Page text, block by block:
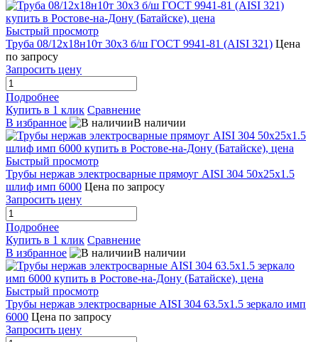
Быстрый просмотр
Труба 08/12х18н10т 30х3 б/ш ГОСТ 9941-81 (AISI 321) Цена
по запросу
Запросить цену
Подробнее
Купить в 1 клик Сравнение
В избранное
В наличии
Быстрый просмотр
Трубы нержав электросварные прямоуг AISI 304 50x25x1.5
шлиф имп 6000 Цена по запросу
Запросить цену
Подробнее
Купить в 1 клик Сравнение
В избранное
В наличии
Быстрый просмотр
Трубы нержав электросварные AISI 304 63.5x1.5 зеркало имп
6000 Цена по запросу
Запросить цену